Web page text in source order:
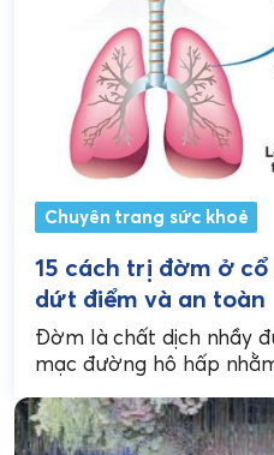
Chuyên trang sức khoẻ
15 cách trị đờm ở
dứt điểm và an toàn
Đờm là chất dịch nhầy
mạc đường hô hấp